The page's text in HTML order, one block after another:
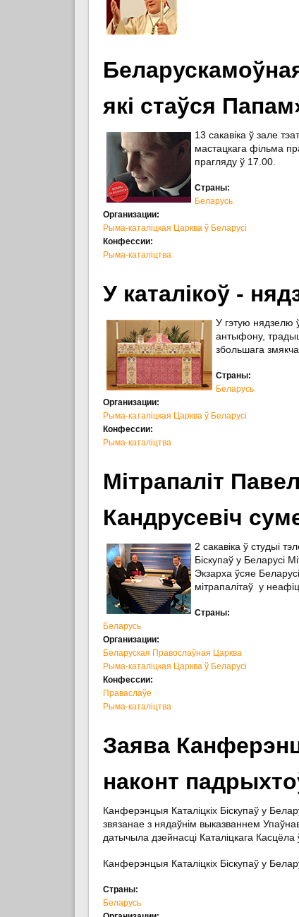
які стаўся
13 cакавіка ў зале
мастацкага фільма
прагляду ў 17.00.
Страны:
Беларусь
Организации:
Рыма-каталіцкая Царква ў Беларусі
Конфессии:
Рыма-каталіцтва
У каталікоў -
У гэтую нядзелю
антыфону,
збольшага
Страны:
Беларусь
Организации:
Рыма-каталіцкая Царква ў Беларусі
Конфессии:
Рыма-каталіцтва
Мітрапаліт
Кандрусевіч
2 сакавіка ў студыі
Біскупаў у Беларусі
Экзарха ўсяе
мітрапалітаў у
Страны:
Беларусь
Организации:
Беларуская Правослаўная Царква
Рыма-каталіцкая Царква ў Беларусі
Конфессии:
Праваслаўе
Рыма-каталіцтва
Заява
наконт
Канферэнцыя Каталіцкіх Біскупаў у
звязанае з нядаўнім выказваннем
датычыла дзейнасці Каталіцкага Касцёла
Канферэнцыя Каталіцкіх Біскупаў у
Страны:
Беларусь